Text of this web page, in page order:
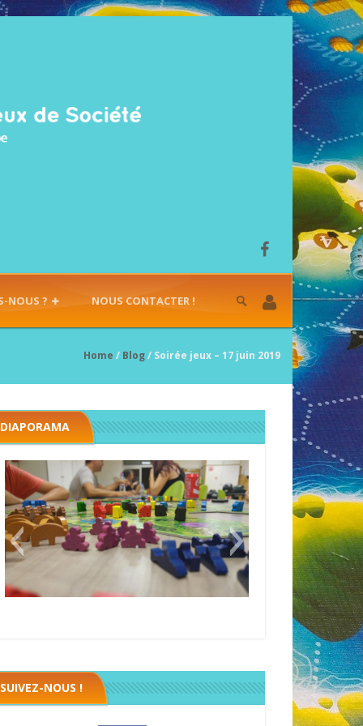
NOUS ? NOUS CONTACTER !
Home / Blog/ Soirée jeux – 17 juin 2019
DIAPORAMA
SUIVEZ-NOUS !